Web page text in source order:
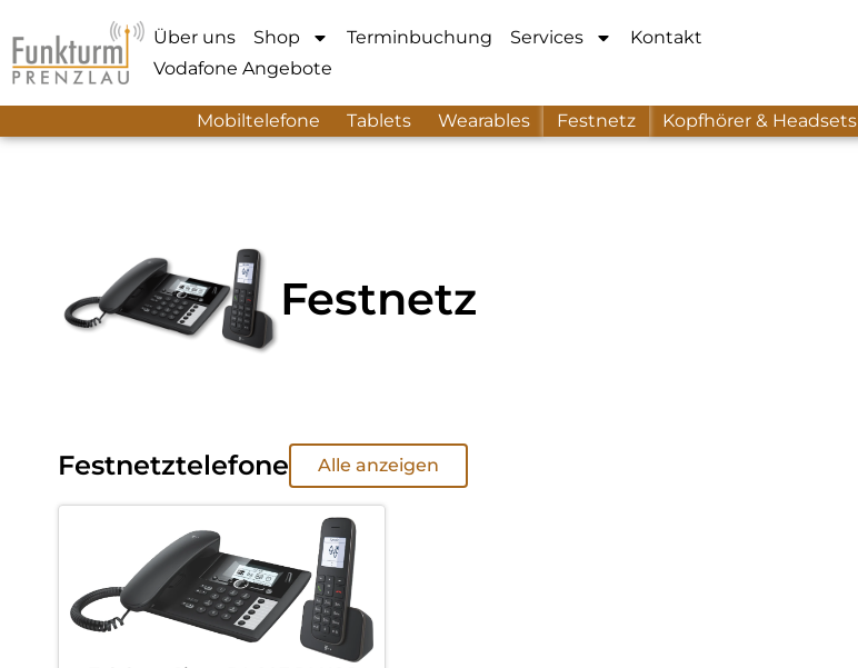
Über uns Shop Terminbuchung Services
Kontakt
Vodafone Angebote
Mobiltelefone Tablets Wearables Festnetz Kopfhörer & Headsets
Festnetz
Festnetztelefone Alle anzeigen